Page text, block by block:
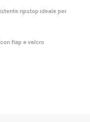
ripstop ideale per
flap e velcro